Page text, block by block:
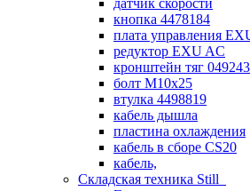
датчик скорости
кнопка 4478184
плата управления
редуктор EXU AC
кронштейн тяг
болт М10х25
втулка 4498819
кабель дышла
пластина охлаждения
кабель в сборе CS20
кабель,
Складская техника Still